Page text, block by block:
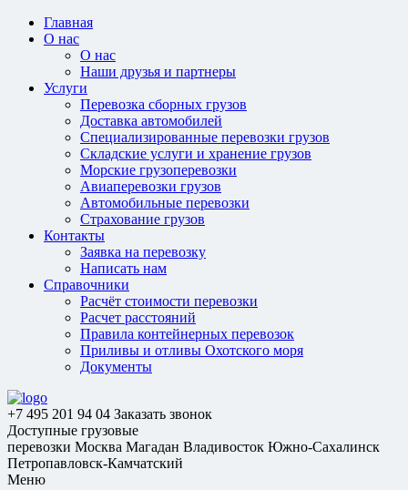
Главная
О нас
О нас
Наши друзья и партнеры
Услуги
Перевозка сборных грузов
Доставка автомобилей
Специализированные перевозки грузов
Складские услуги и хранение грузов
Морские грузоперевозки
Авиаперевозки грузов
Автомобильные перевозки
Страхование грузов
Контакты
Заявка на перевозку
Написать нам
Справочники
Расчёт стоимости перевозки
Расчет расстояний
Правила контейнерных перевозок
Приливы и отливы Охотского моря
Документы
+7 495 201 94 04 Заказать звонок
Доступные грузовые
перевозки Москва Магадан Владивосток Южно-Сахалинск
Петропавловск-Камчатский
Меню